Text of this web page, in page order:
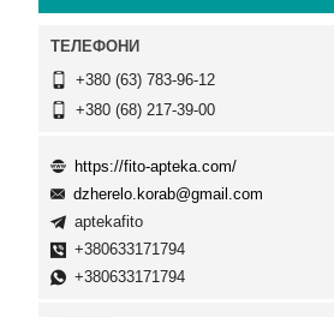
+380 (63) 783-96-12
+380 (68) 217-39-00
https://fito-apteka.com/
dzherelo.korab@gmail.com
aptekafito
+380633171794
+380633171794